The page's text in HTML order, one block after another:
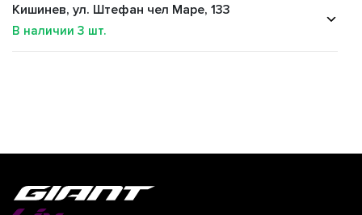
Кишинев, ул. Штефан чел Маре, 133
В наличии 3 шт.